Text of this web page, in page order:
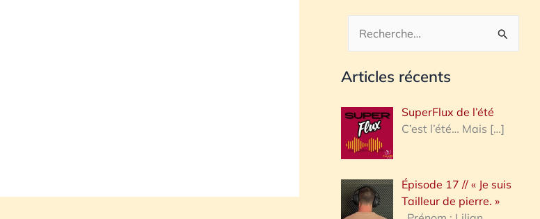
c
h
r
h
e
Articles récents
SuperFlux de l’été
C’est l’été… Mais […]
Épisode 17 // « Je suis
Tailleur de pierre. »